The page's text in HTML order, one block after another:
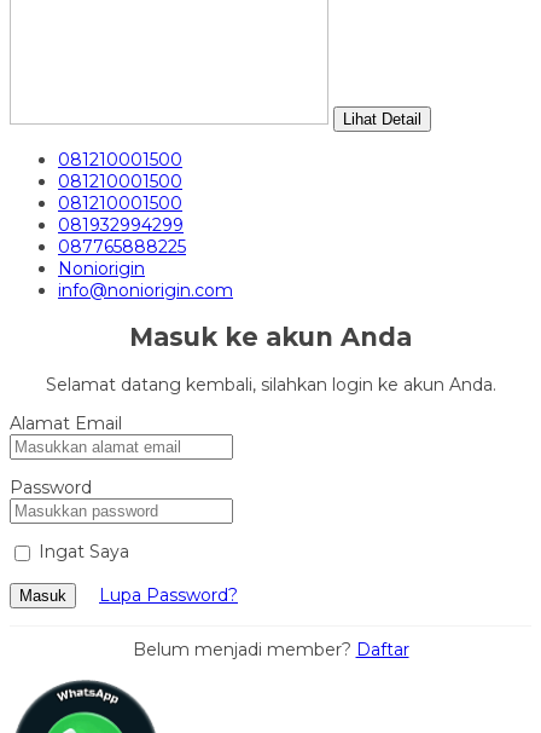
Lihat Detail
081210001500
081210001500
081210001500
081932994299
087765888225
Noniorigin
info@noniorigin.com
Masuk ke akun Anda
Selamat datang kembali, silahkan login ke akun Anda.
Alamat Email
Password
Ingat Saya
Masuk Lupa Password?
Belum menjadi member? Daftar